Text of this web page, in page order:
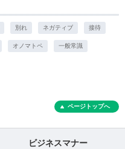
別れ ネガティブ 接待
オノマトペ 一般常識
ページトップへ
ビジネスマナー